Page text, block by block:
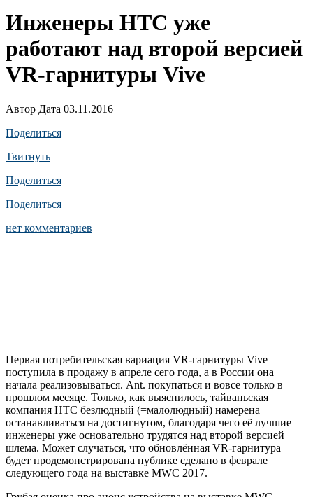
Инженеры HTC уже
работают над второй версией
VR-гарнитуры Vive
Автор Дата 03.11.2016
Поделиться
Твитнуть
Поделиться
Поделиться
нет комментариев
Первая потребительская вариация VR-гарнитуры Vive
поступила в продажу в апреле сего года, а в России она
начала реализовываться. Ant. покупаться и вовсе только в
прошлом месяце. Только, как выяснилось, тайваньская
компания HTC безлюдный (=малолюдный) намерена
останавливаться на достигнутом, благодаря чего её лучшие
инженеры уже основательно трудятся над второй версией
шлема. Может случаться, что обновлённая VR-гарнитура
будет продемонстрирована публике сделано в феврале
следующего года на выставке MWC 2017.